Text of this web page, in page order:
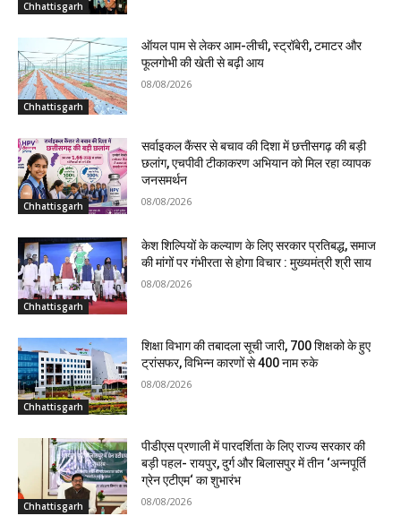
Chhattisgarh
Chhattisgarh
ऑयल पाम से लेकर आम-लीची, स्ट्रॉबेरी, टमाटर और
फूलगोभी की खेती से बढ़ी आय
08/08/2026
Chhattisgarh
सर्वाइकल कैंसर से बचाव की दिशा में छत्तीसगढ़ की बड़ी
छलांग, एचपीवी टीकाकरण अभियान को मिल रहा व्यापक
जनसमर्थन
08/08/2026
Chhattisgarh
केश शिल्पियों के कल्याण के लिए सरकार प्रतिबद्ध, समाज
की मांगों पर गंभीरता से होगा विचार : मुख्यमंत्री श्री साय
08/08/2026
Chhattisgarh
शिक्षा विभाग की तबादला सूची जारी, 700 शिक्षको के हुए
ट्रांसफर, विभिन्न कारणों से 400 नाम रुके
08/08/2026
Chhattisgarh
पीडीएस प्रणाली में पारदर्शिता के लिए राज्य सरकार की
बड़ी पहल- रायपुर, दुर्ग और बिलासपुर में तीन ‘अन्नपूर्ति
ग्रेन एटीएम‘ का शुभारंभ
08/08/2026